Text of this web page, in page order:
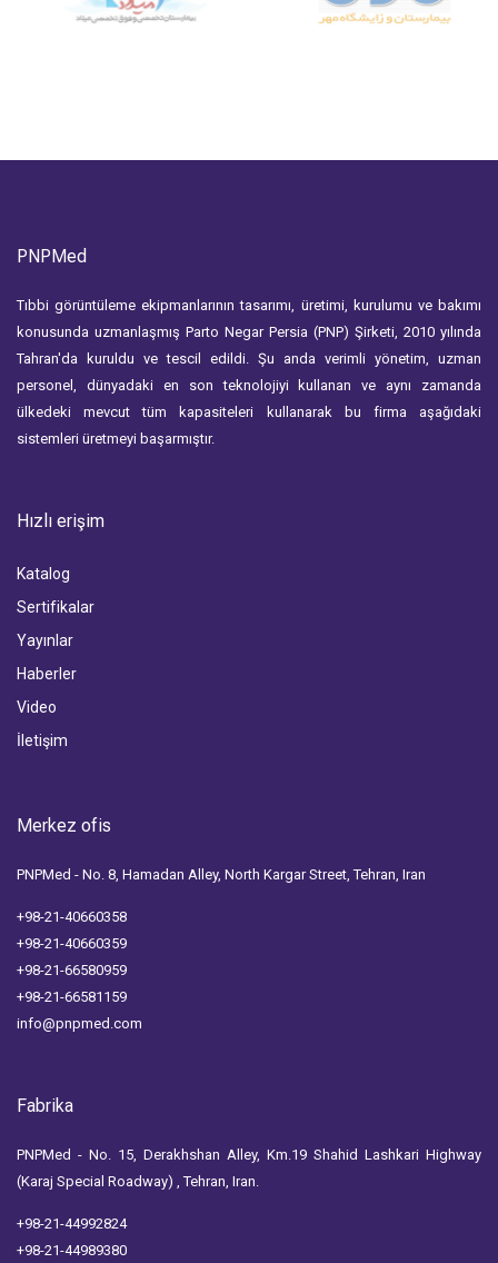
PNPMed
Tıbbi görüntüleme ekipmanlarının tasarımı, üretimi, kurulumu ve bakımı
konusunda uzmanlaşmış Parto Negar Persia (PNP) Şirketi, 2010 yılında
Tahran'da kuruldu ve tescil edildi. Şu anda verimli yönetim, uzman
personel, dünyadaki en son teknolojiyi kullanan ve aynı zamanda
ülkedeki mevcut tüm kapasiteleri kullanarak bu firma aşağıdaki
sistemleri üretmeyi başarmıştır.
Hızlı erişim
Katalog
Sertifikalar
Yayınlar
Haberler
Video
İletişim
Merkez ofis
PNPMed - No. 8, Hamadan Alley, North Kargar Street, Tehran, Iran
+98-21-40660358
+98-21-40660359
+98-21-66580959
+98-21-66581159
info@pnpmed.com
Fabrika
PNPMed - No. 15, Derakhshan Alley, Km.19 Shahid Lashkari Highway
(Karaj Special Roadway) , Tehran, Iran.
+98-21-44992824
+98-21-44989380